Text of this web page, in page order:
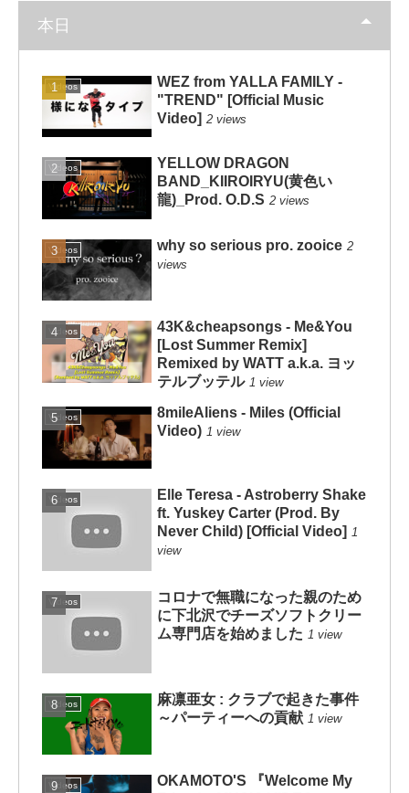
本日
Videos
WEZ from YALLA FAMILY -
"TREND" [Official Music
Video] 2 views
Videos
YELLOW DRAGON
BAND_KIIROIRYU(黄色い
龍)_Prod. O.D.S 2 views
Videos why so serious pro. zooice 2
views
Videos
43K&cheapsongs - Me&You
[Lost Summer Remix]
Remixed by WATT a.k.a. ヨッ
テルブッテル 1 view
Videos
8mileAliens - Miles (Official
Video) 1 view
Videos
Elle Teresa - Astroberry Shake
ft. Yuskey Carter (Prod. By
Never Child) [Official Video] 1
view
Videos
コロナで無職になった親のため
に下北沢でチーズソフトクリー
ム専門店を始めました 1 view
Videos
麻凛亜女 : クラブで起きた事件
～パーティーへの貢献 1 view
Videos
OKAMOTO'S 『Welcome My